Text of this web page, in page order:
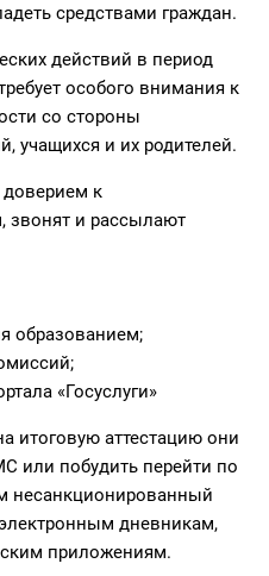
средствами граждан.
действий в период
особого внимания к
со стороны
учащихся и их родителей.
к
звонят и рассылают
образованием;
«Госуслуги»
итоговую аттестацию они
или побудить перейти по
несанкционированный
дневникам,
приложениям.